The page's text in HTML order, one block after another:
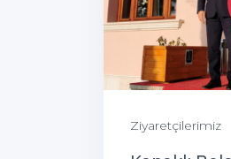
Ziyaretçilerimiz